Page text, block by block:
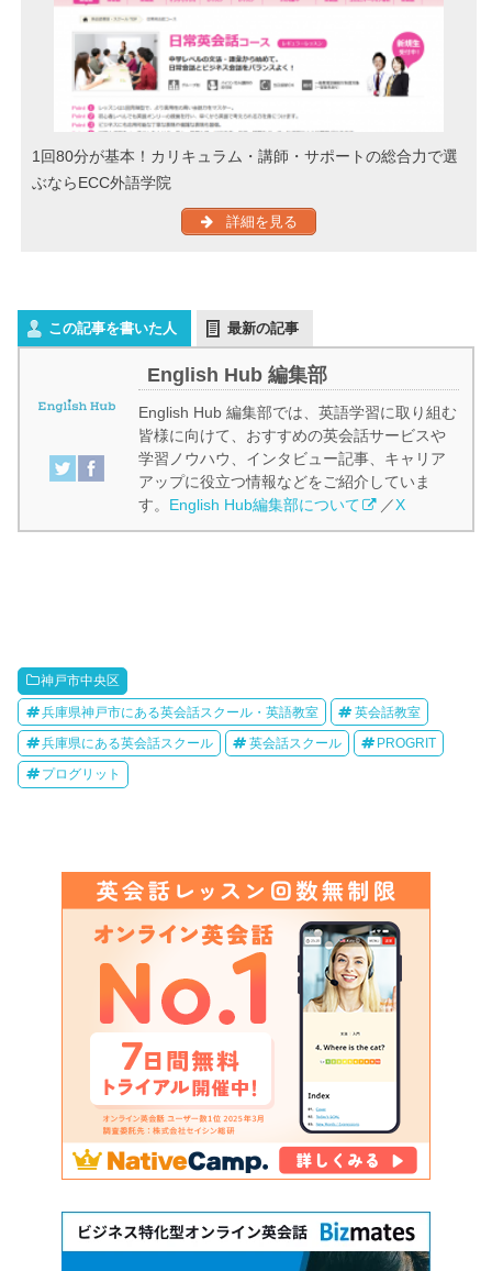
1回80分が基本！カリキュラム・講師・サポートの総合力で選
ぶならECC外語学院
詳細を見る
この記事を書いた人 最新の記事
English Hub 編集部
English Hub 編集部では、英語学習に取り組む
皆様に向けて、おすすめの英会話サービスや
学習ノウハウ、インタビュー記事、キャリア
アップに役立つ情報などをご紹介していま
す。 English Hub編集部について ／X
神戸市中央区
兵庫県神戸市にある英会話スクール・英語教室 英会話教室
兵庫県にある英会話スクール 英会話スクール PROGRIT
プログリット